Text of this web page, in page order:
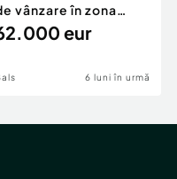
vânzare în zona
eur
6 luni în urmă